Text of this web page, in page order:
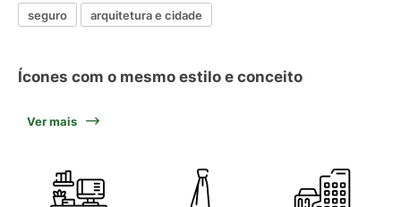
seguro
arquitetura e cidade
Ícones com o mesmo estilo e conceito
Ver mais